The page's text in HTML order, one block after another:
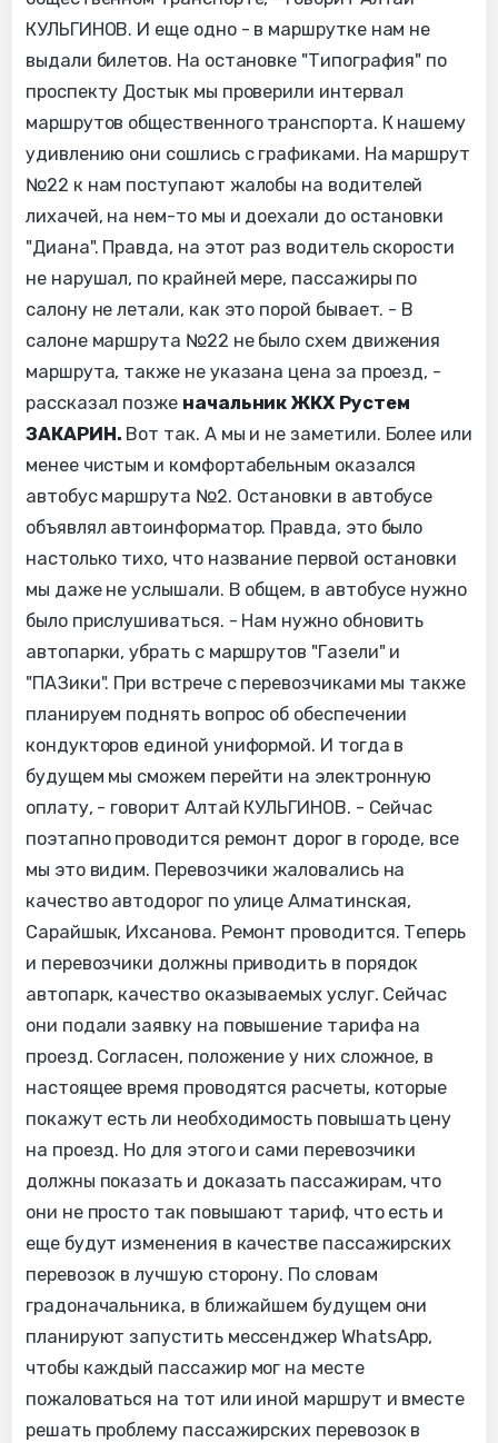
КУЛЬГИНОВ. И еще одно - в маршрутке нам не
выдали билетов. На остановке "Типография" по
проспекту Достык мы проверили интервал
маршрутов общественного транспорта. К нашему
удивлению они сошлись с графиками. На маршрут
№22 к нам поступают жалобы на водителей
лихачей, на нем-то мы и доехали до остановки
"Диана". Правда, на этот раз водитель скорости
не нарушал, по крайней мере, пассажиры по
салону не летали, как это порой бывает. - В
салоне маршрута №22 не было схем движения
маршрута, также не указана цена за проезд, -
рассказал позже начальник ЖКХ Рустем
ЗАКАРИН. Вот так. А мы и не заметили. Более или
менее чистым и комфортабельным оказался
автобус маршрута №2. Остановки в автобусе
объявлял автоинформатор. Правда, это было
настолько тихо, что название первой остановки
мы даже не услышали. В общем, в автобусе нужно
было прислушиваться. - Нам нужно обновить
автопарки, убрать с маршрутов "Газели" и
"ПАЗики". При встрече с перевозчиками мы также
планируем поднять вопрос об обеспечении
кондукторов единой униформой. И тогда в
будущем мы сможем перейти на электронную
оплату, - говорит Алтай КУЛЬГИНОВ. - Сейчас
поэтапно проводится ремонт дорог в городе, все
мы это видим. Перевозчики жаловались на
качество автодорог по улице Алматинская,
Сарайшык, Ихсанова. Ремонт проводится. Теперь
и перевозчики должны приводить в порядок
автопарк, качество оказываемых услуг. Сейчас
они подали заявку на повышение тарифа на
проезд. Согласен, положение у них сложное, в
настоящее время проводятся расчеты, которые
покажут есть ли необходимость повышать цену
на проезд. Но для этого и сами перевозчики
должны показать и доказать пассажирам, что
они не просто так повышают тариф, что есть и
еще будут изменения в качестве пассажирских
перевозок в лучшую сторону. По словам
градоначальника, в ближайшем будущем они
планируют запустить мессенджер WhatsApp,
чтобы каждый пассажир мог на месте
пожаловаться на тот или иной маршрут и вместе
решать проблему пассажирских перевозок в